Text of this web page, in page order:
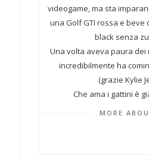
videogame, ma sta
una Golf GTI rossa e
black senza
Una volta aveva paura dei
incredibilmente ha
(grazie Kylie
Che ama i gattini è
MORE